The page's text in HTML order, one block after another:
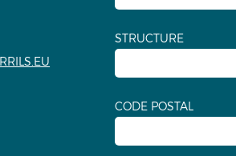
STRUCTURE
CODE POSTAL